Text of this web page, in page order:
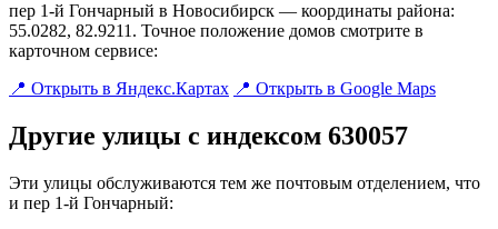
пер 1-й Гончарный в Новосибирск — координаты района:
55.0282, 82.9211. Точное положение домов смотрите в
карточном сервисе:
📍 Открыть в Яндекс.Картах 📍 Открыть в Google Maps
Другие улицы с индексом 630057
Эти улицы обслуживаются тем же почтовым отделением, что
и пер 1-й Гончарный: